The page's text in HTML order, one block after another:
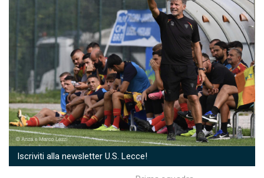
Iscriviti alla newsletter U.S. Lecce!